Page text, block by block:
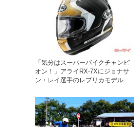
「気分はスーパーバイクチャンピ
オン！」アライRX-7Xにジョナサ
ン・レイ選手のレプリカモデルが